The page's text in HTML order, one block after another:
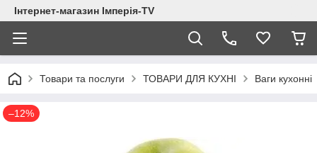
Інтернет-магазин Імперія-TV
Товари та послуги ТОВАРИ ДЛЯ КУХНІ Ваги кухонні
–12%